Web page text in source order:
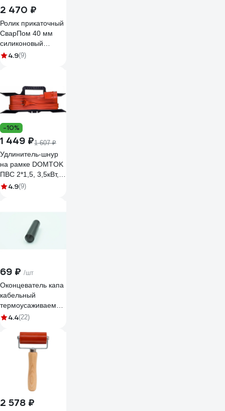
2 470 ₽
Ролик прикаточный
СварПом 40 мм
силиконовый
3.11602
4.9(9)
-10%
1 449 ₽1 607 ₽
Удлинитель-шнур
на рамке DOMTOK
ПВС 2*1,5, 3,5кВт,
без заземления,
4.9(9)
69 ₽ /шт
Оконцеватель капа
кабельный
термоусаживаемый
Мемотерм-ММ ОКТ
шт Р_ОКТ 11/4_1
4.4(22)
2 578 ₽